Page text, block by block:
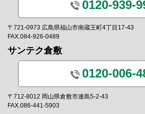
0120-939-
〒721-0973 広島県福山市南蔵王町4丁目17-43
FAX.084-926-0489
サンテク倉敷
0120-006-
〒712-8012 岡山県倉敷市連島5-2-43
FAX.086-441-5903